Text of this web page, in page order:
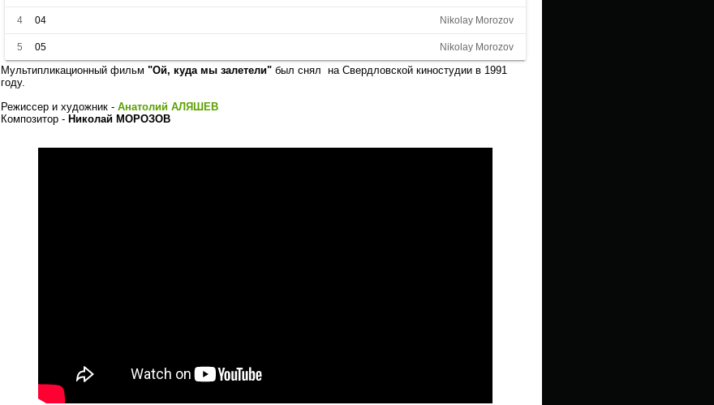
4 04 Nikolay Morozov
5 05 Nikolay Morozov
Мультипликационный фильм "Ой, куда мы залетели" был снял на Свердловской киностудии в 1991
году.
Режиссер и художник - Анатолий АЛЯШЕВ
Композитор - Николай МОРОЗОВ